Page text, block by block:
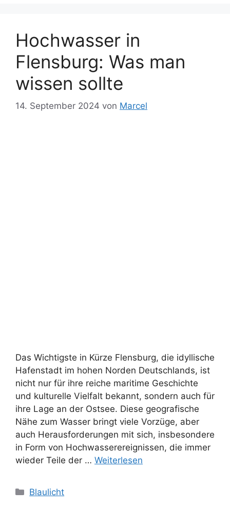
Hochwasser in
Flensburg: Was man
wissen sollte
14. September 2024 von Marcel
Das Wichtigste in Kürze Flensburg, die idyllische
Hafenstadt im hohen Norden Deutschlands, ist
nicht nur für ihre reiche maritime Geschichte
und kulturelle Vielfalt bekannt, sondern auch für
ihre Lage an der Ostsee. Diese geografische
Nähe zum Wasser bringt viele Vorzüge, aber
auch Herausforderungen mit sich, insbesondere
in Form von Hochwasserereignissen, die immer
wieder Teile der … Weiterlesen
Kategorien
Blaulicht